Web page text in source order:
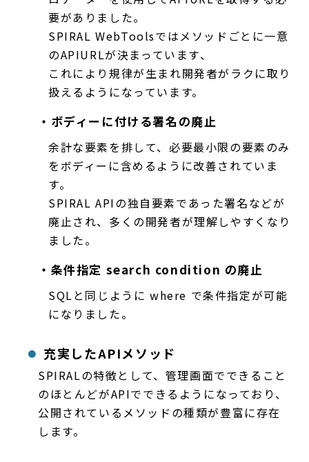
要がありました。
SPIRAL WebToolsではメソッドごとに一意
のAPIURLが決まっています、
これにより規律が生まれ開発者がラクに取り
扱えるようになっています。
・ボディーに付ける署名の廃止
余計な要素を排して、必要最小限の要素のみ
をボディーに含めるように改善されていま
す。
SPIRAL APIの独自要素であった署名などが
廃止され、多くの開発者が理解しやすくなり
ました。
・条件指定 search condition の廃止
SQLと同じように where で条件指定が可能
になりました。
充実したAPIメソッド
SPIRALの特徴として、管理画面でできること
のほとんどがAPIでできるようになっており、
公開されているメソッドの種類が豊富に存在
します。